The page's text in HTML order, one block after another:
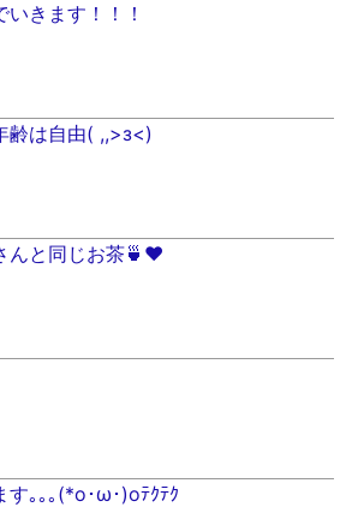
いきます！！！
齢は自由( ,,>з<)
んと同じお茶🍵❤️
す｡｡｡(*o･ω･)oﾃｸﾃｸ